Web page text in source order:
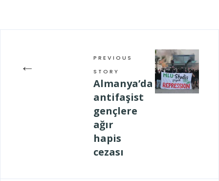
←
PREVIOUS
STORY
Almanya’da
antifaşist
gençlere
ağır
hapis
cezası